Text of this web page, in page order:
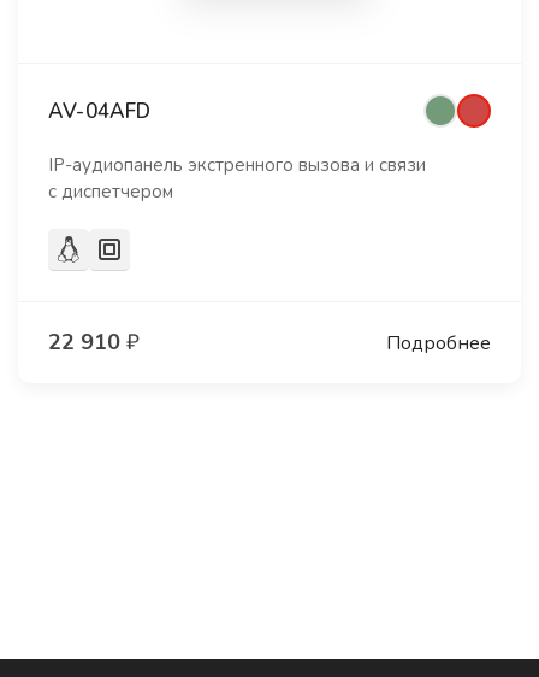
AV-04AFD
IP-аудиопанель экстренного вызова и связи
с диспетчером
22 910 ₽ Подробнее